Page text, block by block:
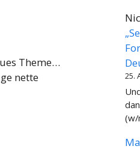
Theme…
nette
25.
(w/